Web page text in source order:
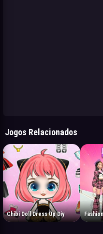
Jogos Relacionados
Chibi Doll Dress Up Diy